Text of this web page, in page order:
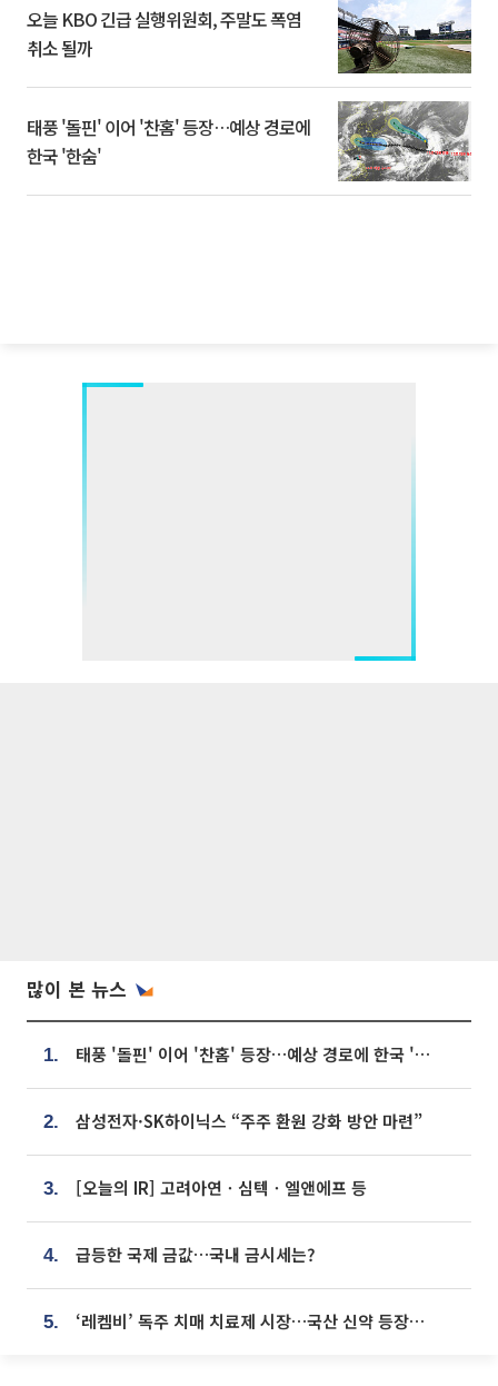
오늘 KBO 긴급 실행위원회, 주말도 폭염
취소 될까
태풍 '돌핀' 이어 '찬홈' 등장…예상 경로에
한국 '한숨'
많이 본 뉴스
1. 태풍 '돌핀' 이어 '찬홈' 등장…예상 경로에 한국 '한숨'
2. 삼성전자·SK하이닉스 “주주 환원 강화 방안 마련”
3. [오늘의 IR] 고려아연ㆍ심텍ㆍ엘앤에프 등
4. 급등한 국제 금값…국내 금시세는?
5. ‘레켐비’ 독주 치매 치료제 시장…국산 신약 등장하나